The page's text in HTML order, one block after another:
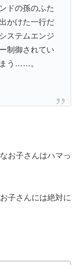
ドの孫のふた
かけた一行だ
ステムエンジ
制御されてい
う……。
お子さんはハマっ
子さんには絶対に